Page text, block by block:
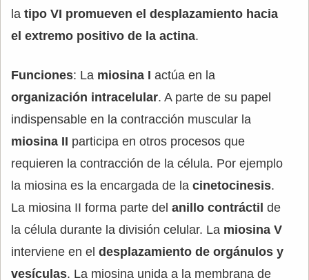
la tipo VI promueven el desplazamiento hacia
el extremo positivo de la actina.
Funciones: La miosina I actúa en la
organización intracelular. A parte de su papel
indispensable en la contracción muscular la
miosina II participa en otros procesos que
requieren la contracción de la célula. Por ejemplo
la miosina es la encargada de la cinetocinesis.
La miosina II forma parte del anillo contráctil de
la célula durante la división celular. La miosina V
interviene en el desplazamiento de orgánulos y
vesículas. La miosina unida a la membrana de